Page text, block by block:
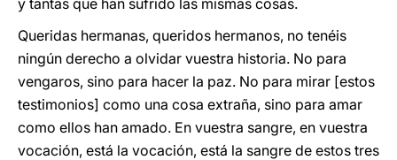
y tantas que han sufrido las mismas cosas.
Queridas hermanas, queridos hermanos, no tenéis
ningún derecho a olvidar vuestra historia. No para
vengaros, sino para hacer la paz. No para mirar [estos
testimonios] como una cosa extraña, sino para amar
como ellos han amado. En vuestra sangre, en vuestra
vocación, está la vocación, está la sangre de estos tres